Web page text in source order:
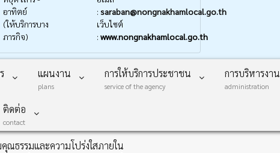
อาทิตย์
(ให้บริการบาง
ภารกิจ)
: saraban@nongnakhamlocal.go.th
เว็บไซต์
: www.nongnakhamlocal.go.th
แผนงาน
plans
การให้บริการประชาชน
service of the agency
การบริหารงาน
administration
ติดต่อ
contact
ณธรรมและความโปร่งใสภายใน